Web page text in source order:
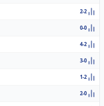
2-2
0-0
4-2
3-0
1-2
2-0